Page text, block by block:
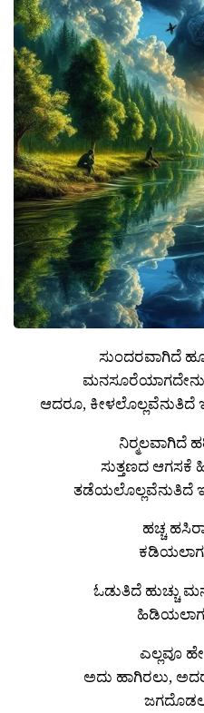
ಸುಂದರವಾಗಿದೆ
ಆದರೂ,
ನಿರ್‍ಮಲವಾಗಿದೆ
ಸುತ್ತಣದ
ತಡೆಯಲೊಲ್ಲವೆನುತಿದೆ
ಹಚ್ಚ
ಓಡುತಿದೆ ಹುಚ್ಚು
ಎಲ್ಲವೂ
ಅದು ಹಾಗಿರಲು,